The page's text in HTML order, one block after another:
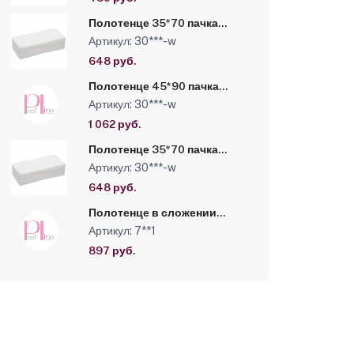
Полотенце 35*70 пачка
White line Мишки Премиум
белый №50
Артикул: 30***-w
648 руб.
Полотенце 45*90 пачка
White line Мишки Премиум
белый №50
Артикул: 30***-w
1 062 руб.
Полотенце 35*70 пачка
White line Соты Премиум
белый №50
Артикул: 30***-w
648 руб.
Полотенце в сложении
Сетка 45*90 50 шт 55г/м2
Артикул: 7**1
897 руб.